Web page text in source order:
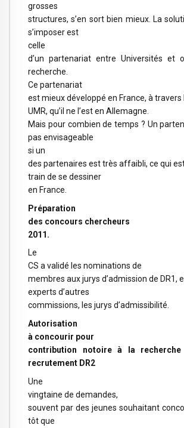
grosses
structures, s’en sort bien mieux. La
s’imposer est
celle
d’un partenariat entre Universités et
recherche.
Ce partenariat
est mieux développé en France, à travers
UMR, qu’il ne l’est en Allemagne.
Mais pour combien de temps ? Un
pas envisageable
si un
des partenaires est très affaibli, ce qui
train de se dessiner
en France.
Préparation
des concours chercheurs
2011.
Le
CS a validé les nominations de
membres aux jurys d’admission de DR1,
experts d’autres
commissions, les jurys d’admissibilité.
Autorisation
à concourir pour
contribution notoire à la recherche
recrutement DR2
Une
vingtaine de demandes,
souvent par des jeunes souhaitant
tôt que